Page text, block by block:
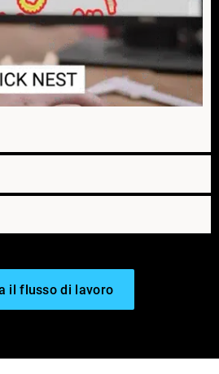
il flusso di lavoro